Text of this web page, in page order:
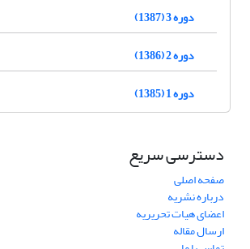
دوره 3 (1387)
دوره 2 (1386)
دوره 1 (1385)
دسترسی سریع
صفحه اصلی
درباره نشریه
اعضای هیات تحریریه
ارسال مقاله